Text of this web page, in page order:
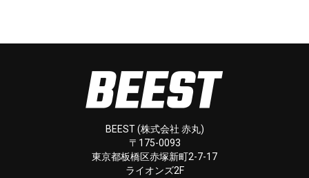
BEEST (株式会社 赤丸)
〒175-0093
東京都板橋区赤塚新町2-7-17
ライオンズ2F